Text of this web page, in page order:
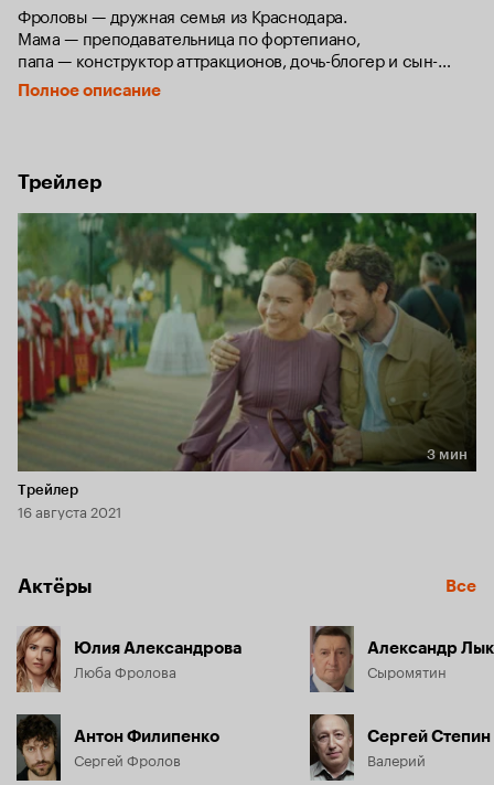
Фроловы — дружная семья из Краснодара.
Мама — преподавательница по фортепиано,
папа — конструктор аттракционов, дочь-блогер и сын-
романтик, как и многие, они покупают квартиру в ипотеку.
Однако скоро оказывается, что платить за неё нечем.
Полное описание
Трейлер
Длительность 3 мин
3 мин
Трейлер
16 августа 2021
Актёры Все
Юлия Александрова
Люба Фролова
Антон Филипенко
Сергей Фролов
Александр
Сыромятин
Сергей Степин
Валерий